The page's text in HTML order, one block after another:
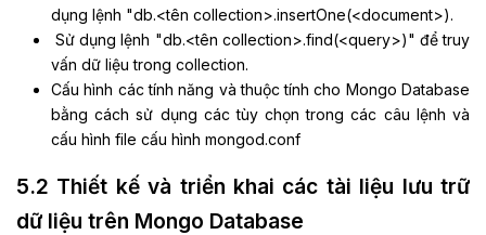
dụng lệnh "db.<tên collection>.insertOne(<document>).
Sử dụng lệnh "db.<tên collection>.find(<query>)" để truy
vấn dữ liệu trong collection.
Cấu hình các tính năng và thuộc tính cho Mongo Database
bằng cách sử dụng các tùy chọn trong các câu lệnh và
cấu hình file cấu hình mongod.conf
5.2 Thiết kế và triển khai các tài liệu lưu trữ
dữ liệu trên Mongo Database